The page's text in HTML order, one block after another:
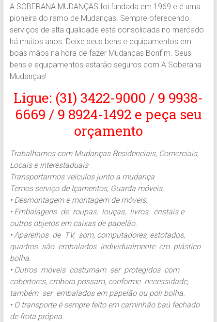
é
com
A
Soberana
Içamentos.
A SOBERANA MUDANÇAS foi fundada em 1969 e é uma
pioneira do ramo de Mudanças. Sempre oferecendo
serviços de alta qualidade está consolidada no mercado
há muitos anos. Deixe seus bens e equipamentos em
boas mãos na hora de fazer Mudanças Bonfim. Seus
bens e equipamentos estarão seguros com A Soberana
Mudanças!
Ligue: (31) 3422-9000 / 9 9938-
6669 / 9 8924-1492 e peça seu
orçamento
Trabalhamos com Mudanças Residenciais, Comerciais,
Locais e interestaduais
Transportarmos veículos junto a mudança
Temos serviço de Içamentos, Guarda móveis
• Desmontagem e montagem de móveis.
• Embalagens de roupas, louças, livros, cristais e
outros objetos em caixas de papelão.
• Aparelhos de TV, som, computadores, estofados,
quadros são embalados individualmente em plástico
bolha.
• Outros móveis costumam ser protegidos com
cobertores, embora possam, conforme necessidade,
também ser embalados em papelão ou poli bolha.
• O transporte é sempre feito em caminhão baú fechado
de frota própria.